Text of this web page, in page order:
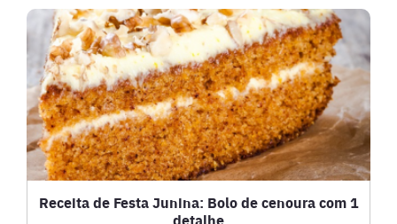
DRINKS
FRANGO
FRUTOS DO MAR
GRATINADOS
Receita de Festa Junina: Bolo de cenoura com 1
detalhe